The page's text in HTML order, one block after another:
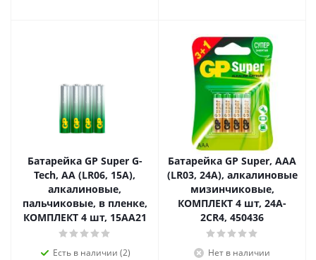
Батарейка GP Super G-
Tech, AA (LR06, 15А),
алкалиновые,
пальчиковые, в пленке,
КОМПЛЕКТ 4 шт, 15AA21
Есть в наличии (2)
Батарейка GP Super, ААА
(LR03, 24А), алкалиновые
мизинчиковые,
КОМПЛЕКТ 4 шт, 24A-
2CR4, 450436
Нет в наличии